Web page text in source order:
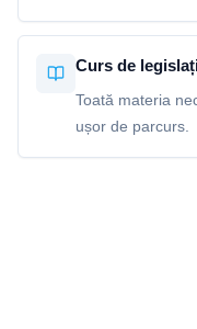
Curs de
Toată materia
ușor de parcurs.